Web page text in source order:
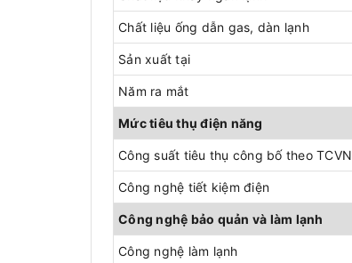
Chất liệu ống dẫn gas, dàn lạnh
Sản xuất tại
Năm ra mắt
Mức tiêu thụ điện năng
Công suất tiêu thụ công bố theo TCVN
Công nghệ tiết kiệm điện
Công nghệ bảo quản và làm lạnh
Công nghệ làm lạnh